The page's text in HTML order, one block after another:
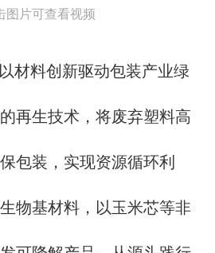
图片可查看视频
材料创新驱动包装产业绿
再生技术，将废弃塑料高
包装，实现资源循环利
物基材料，以玉米芯等非